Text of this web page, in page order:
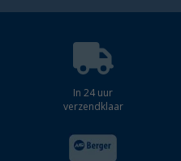
In 24 uur
verzendklaar